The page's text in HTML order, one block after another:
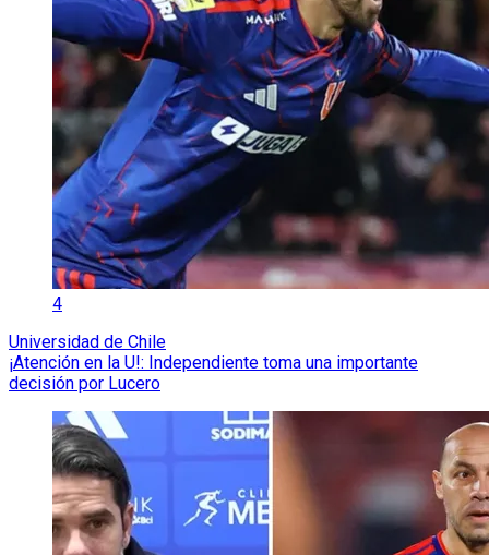
4
Universidad de Chile
¡Atención en la U!: Independiente toma una importante
decisión por Lucero